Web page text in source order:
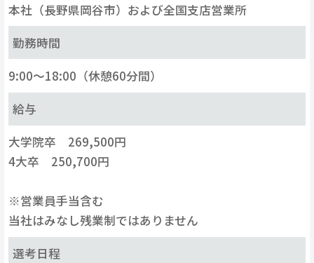
本社（長野県岡谷市）および全国支店営業所
勤務時間
9:00〜18:00（休憩60分間）
給与
大学院卒 269,500円
4大卒 250,700円
※営業員手当含む
当社はみなし残業制ではありません
選考日程